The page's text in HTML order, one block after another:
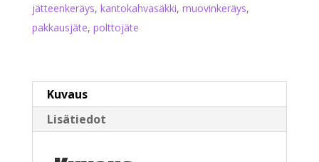
jätteenkeräys, kantokahvasäkki, muovinkeräys,
pakkausjäte, polttojäte
Kuvaus
Lisätiedot